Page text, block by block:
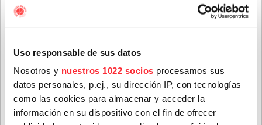
Uso responsable de sus datos
Nosotros y nuestros 1022 socios procesamos sus
datos personales, p.ej., su dirección IP, con tecnologías
como las cookies para almacenar y acceder la
información en su dispositivo con el fin de ofrecer
Event
formar parte de ella, envíanos un mensaje a
Apellidos